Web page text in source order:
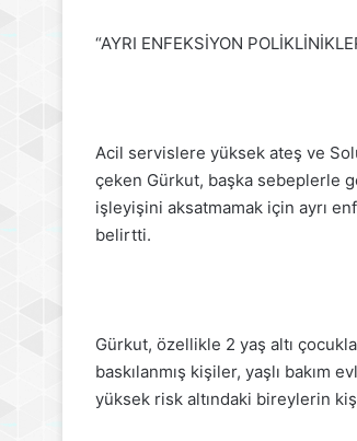
“AYRI ENFEKSİYON
Acil servislere yüksek ateş ve
çeken Gürkut, başka sebeplerle
işleyişini aksatmamak için ayrı
belirtti.
Gürkut, özellikle 2 yaş altı
baskılanmış kişiler, yaşlı bakım
yüksek risk altındaki bireylerin